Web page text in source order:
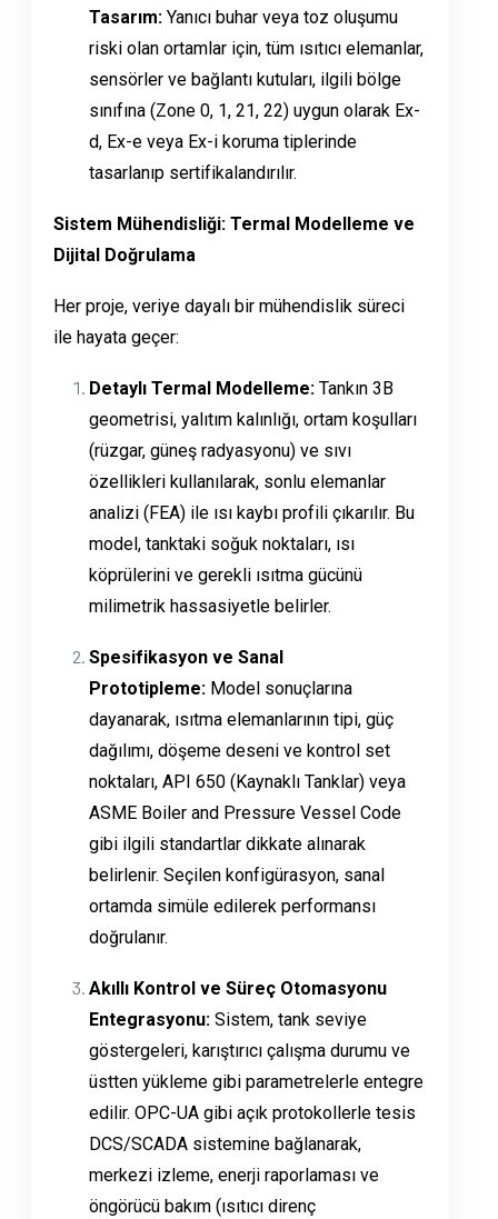
Tasarım: Yanıcı buhar veya toz oluşumu
riski olan ortamlar için, tüm ısıtıcı elemanlar,
sensörler ve bağlantı kutuları, ilgili bölge
sınıfına (Zone 0, 1, 21, 22) uygun olarak Ex-
d, Ex-e veya Ex-i koruma tiplerinde
tasarlanıp sertifikalandırılır.
Sistem Mühendisliği: Termal Modelleme ve
Dijital Doğrulama
Her proje, veriye dayalı bir mühendislik süreci
ile hayata geçer:
Detaylı Termal Modelleme: Tankın 3B
geometrisi, yalıtım kalınlığı, ortam koşulları
(rüzgar, güneş radyasyonu) ve sıvı
özellikleri kullanılarak, sonlu elemanlar
analizi (FEA) ile ısı kaybı profili çıkarılır. Bu
model, tanktaki soğuk noktaları, ısı
köprülerini ve gerekli ısıtma gücünü
milimetrik hassasiyetle belirler.
Spesifikasyon ve Sanal
Prototipleme: Model sonuçlarına
dayanarak, ısıtma elemanlarının tipi, güç
dağılımı, döşeme deseni ve kontrol set
noktaları, API 650 (Kaynaklı Tanklar) veya
ASME Boiler and Pressure Vessel Code
gibi ilgili standartlar dikkate alınarak
belirlenir. Seçilen konfigürasyon, sanal
ortamda simüle edilerek performansı
doğrulanır.
Akıllı Kontrol ve Süreç Otomasyonu
Entegrasyonu: Sistem, tank seviye
göstergeleri, karıştırıcı çalışma durumu ve
üstten yükleme gibi parametrelerle entegre
edilir. OPC-UA gibi açık protokollerle tesis
DCS/SCADA sistemine bağlanarak,
merkezi izleme, enerji raporlaması ve
öngörücü bakım (ısıtıcı direnç